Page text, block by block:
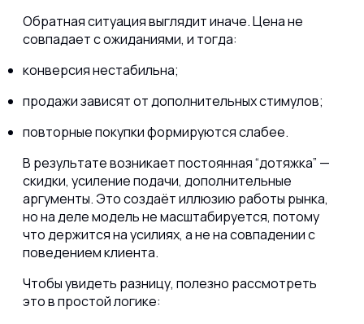
Обратная ситуация выглядит иначе. Цена не
совпадает с ожиданиями, и тогда:
конверсия нестабильна;
продажи зависят от дополнительных стимулов;
повторные покупки формируются слабее.
В результате возникает постоянная “дотяжка” —
скидки, усиление подачи, дополнительные
аргументы. Это создаёт иллюзию работы рынка,
но на деле модель не масштабируется, потому
что держится на усилиях, а не на совпадении с
поведением клиента.
Чтобы увидеть разницу, полезно рассмотреть
это в простой логике: